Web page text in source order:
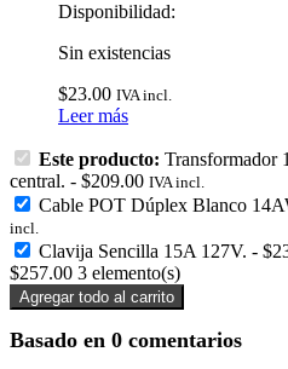
Disponibilidad:
Sin existencias
$23.00 IVA incl.
Leer más
Este producto: Transformador
central. - $209.00 IVA incl.
Cable POT Dúplex Blanco
incl.
Clavija Sencilla 15A 127V. - $
$257.00 3 elemento(s)
Agregar todo al carrito
Basado en 0 comentarios